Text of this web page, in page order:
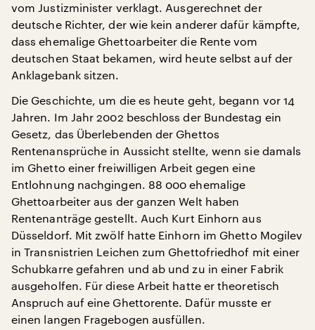
vom Justizminister verklagt. Ausgerechnet der
deutsche Richter, der wie kein anderer dafür kämpfte,
dass ehemalige Ghettoarbeiter die Rente vom
deutschen Staat bekamen, wird heute selbst auf der
Anklagebank sitzen.
Die Geschichte, um die es heute geht, begann vor 14
Jahren. Im Jahr 2002 beschloss der Bundestag ein
Gesetz, das Überlebenden der Ghettos
Rentenansprüche in Aussicht stellte, wenn sie damals
im Ghetto einer freiwilligen Arbeit gegen eine
Entlohnung nachgingen. 88 000 ehemalige
Ghettoarbeiter aus der ganzen Welt haben
Rentenanträge gestellt. Auch Kurt Einhorn aus
Düsseldorf. Mit zwölf hatte Einhorn im Ghetto Mogilev
in Transnistrien Leichen zum Ghettofriedhof mit einer
Schubkarre gefahren und ab und zu in einer Fabrik
ausgeholfen. Für diese Arbeit hatte er theoretisch
Anspruch auf eine Ghettorente. Dafür musste er
einen langen Fragebogen ausfüllen.